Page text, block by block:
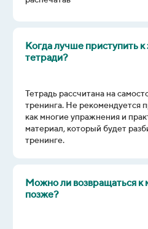
Когда лучше приступить
тетради?
Тетрадь рассчитана на
тренинга. Не рекомендуется
как многие упражнения и
материал, который будет
тренинге.
Можно ли возвращаться к
позже?